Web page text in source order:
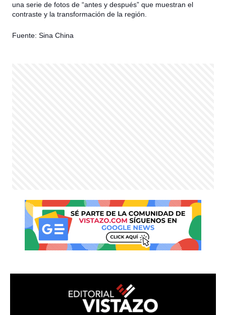
una serie de fotos de “antes y después” que muestran el
contraste y la transformación de la región.
Fuente: SinaChina